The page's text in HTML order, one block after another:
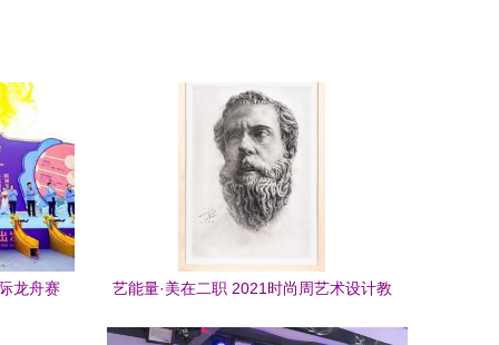
龙舟赛
艺能量·美在二职 2021时尚周艺术设计教